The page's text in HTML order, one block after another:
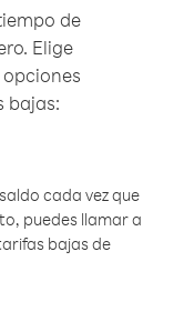
de
Elige
bajas:
cada vez que
puedes llamar a
bajas de